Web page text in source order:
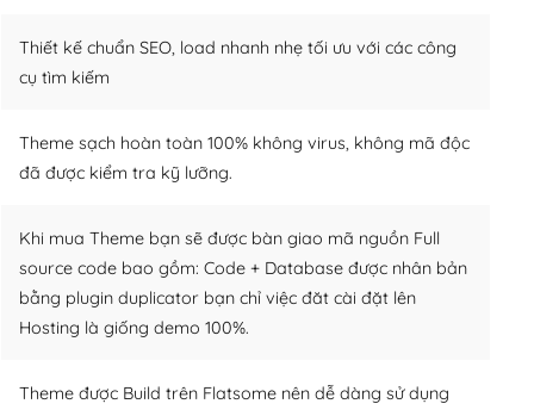
Thiết kế chuẩn SEO, load nhanh nhẹ tối ưu với các công
cụ tìm kiếm
Theme sạch hoàn toàn 100% không virus, không mã độc
đã được kiểm tra kỹ lưỡng.
Khi mua Theme bạn sẽ được bàn giao mã nguồn Full
source code bao gồm: Code + Database được nhân bản
bằng plugin duplicator bạn chỉ việc đăt cài đặt lên
Hosting là giống demo 100%.
Theme được Build trên Flatsome nên dễ dàng sử dụng